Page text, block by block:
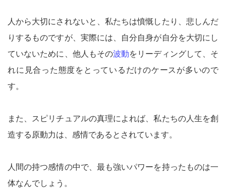
人から大切にされないと、私たちは憤慨したり、悲しんだ
りするものですが、実際には、自分自身が自分を大切にし
ていないために、他人もその波動をリーディングして、そ
れに見合った態度をとっているだけのケースが多いので
す。
また、スピリチュアルの真理によれば、私たちの人生を創
造する原動力は、感情であるとされています。
人間の持つ感情の中で、最も強いパワーを持ったものは一
体なんでしょう。